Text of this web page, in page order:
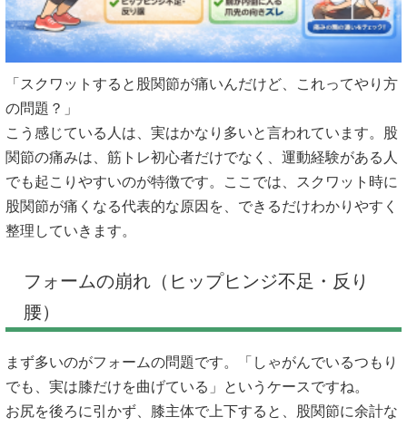
「スクワットすると股関節が痛いんだけど、これってやり方
の問題？」
こう感じている人は、実はかなり多いと言われています。股
関節の痛みは、筋トレ初心者だけでなく、運動経験がある人
でも起こりやすいのが特徴です。ここでは、スクワット時に
股関節が痛くなる代表的な原因を、できるだけわかりやすく
整理していきます。
フォームの崩れ（ヒップヒンジ不足・反り
腰）
まず多いのがフォームの問題です。「しゃがんでいるつもり
でも、実は膝だけを曲げている」というケースですね。
お尻を後ろに引かず、膝主体で上下すると、股関節に余計な